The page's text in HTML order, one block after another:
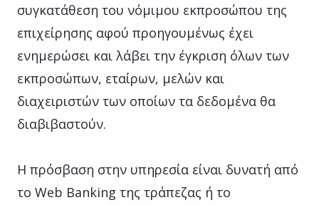
συγκατάθεση του νόμιμου εκπροσώπου της
επιχείρησης αφού προηγουμένως έχει
ενημερώσει και λάβει την έγκριση όλων των
εκπροσώπων, εταίρων, μελών και
διαχειριστών των οποίων τα δεδομένα θα
διαβιβαστούν.
Η πρόσβαση στην υπηρεσία είναι δυνατή από
το Web Banking της τράπεζας ή το